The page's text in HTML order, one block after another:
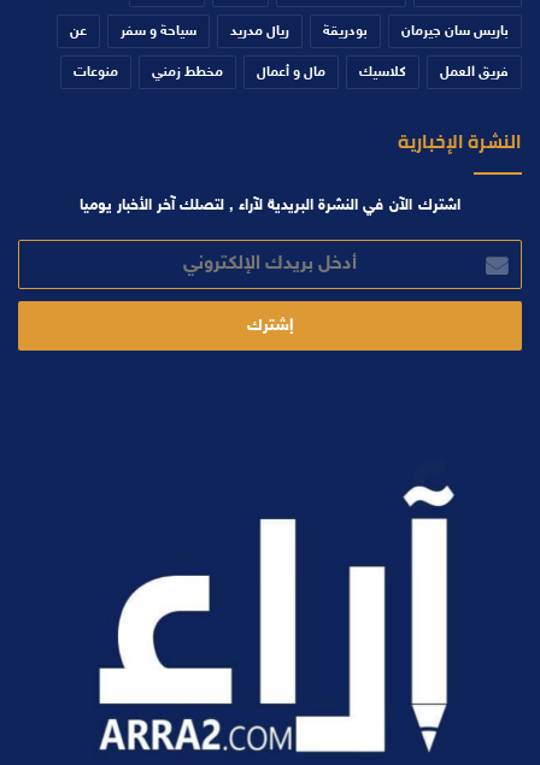
باريس سان جيرمان بودريقة ريال مدريد سياحة و سفر عن
فريق العمل كلاسيك مال و أعمال مخطط زمني منوعات
النشرة الإخبارية
اشترك الآن في النشرة البريدية لآراء , لتصلك آخر الأخبار يوميا
بريدك
الإلكتروني